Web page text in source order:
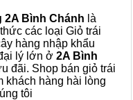
2A Bình Chánh là
các loại Giỏ trái
hàng nhập khẩu
lý lớn ở 2A Bình
đãi. Shop bán giỏ trái
khách hàng hài lòng
tôi